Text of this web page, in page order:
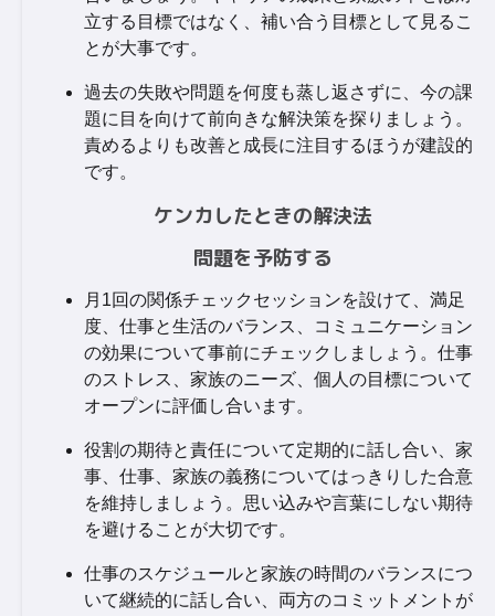
立する目標ではなく、補い合う目標として見るこ
とが大事です。
過去の失敗や問題を何度も蒸し返さずに、今の課
題に目を向けて前向きな解決策を探りましょう。
責めるよりも改善と成長に注目するほうが建設的
です。
ケンカしたときの解決法
問題を予防する
月1回の関係チェックセッションを設けて、満足
度、仕事と生活のバランス、コミュニケーション
の効果について事前にチェックしましょう。仕事
のストレス、家族のニーズ、個人の目標について
オープンに評価し合います。
役割の期待と責任について定期的に話し合い、家
事、仕事、家族の義務についてはっきりした合意
を維持しましょう。思い込みや言葉にしない期待
を避けることが大切です。
仕事のスケジュールと家族の時間のバランスにつ
いて継続的に話し合い、両方のコミットメントが